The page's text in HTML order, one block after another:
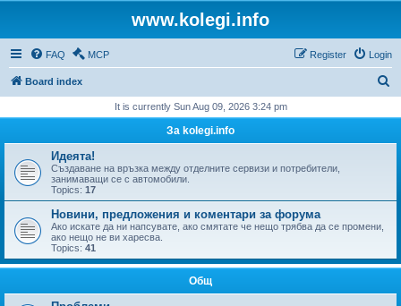
www.kolegi.info
FAQ MCP Login
Register
Board index
r
It is currently Sun Aug 09, 2026 3:24 pm
За kolegi.info
Идеята!
Създаване на връзка между отделните сервизи и потребители,
занимаващи се с автомобили.
Topics: 17
Новини, предложения и коментари за форума
Ако искате да ни напсувате, ако смятате че нещо трябва да се промени,
ако нещо не ви харесва.
Topics: 41
Общ